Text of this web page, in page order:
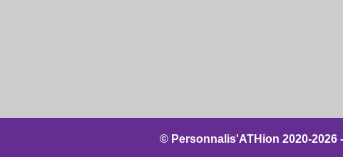
© Personnalis'ATHion 2020-